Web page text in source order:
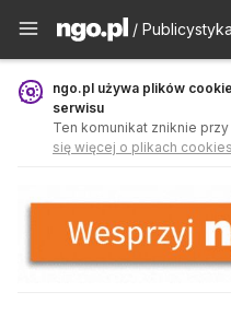
Publicystyka -
/ Publicystyka
ngo.pl używa plików
serwisu
Ten komunikat zniknie
się więcej o plikach cookies